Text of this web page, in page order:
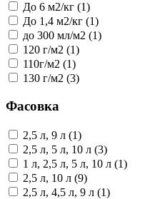
До 6 м2/кг (1)
До 1,4 м2/кг (1)
до 300 мл/м2 (1)
120 г/м2 (1)
110г/м2 (1)
130 г/м2 (3)
Фасовка
2,5 л, 9 л (1)
2,5 л, 5 л, 10 л (3)
1 л, 2,5 л, 5 л, 10 л (1)
2,5 л, 10 л (9)
2,5 л, 4,5 л, 9 л (1)